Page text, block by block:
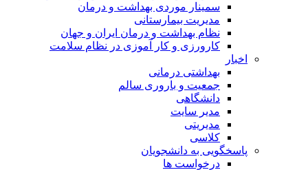
سمینار موردی بهداشت و درمان
مدیریت بیمارستانی
نظام بهداشت و درمان ایران و جهان
کارورزی و کار آموزی در نظام سلامت
اخبار
بهداشتی درمانی
جمعیت و باروری سالم
دانشگاهی
مدیر سایت
مدیریتی
کلاسی
پاسخگویی به دانشجویان
درخواست ها